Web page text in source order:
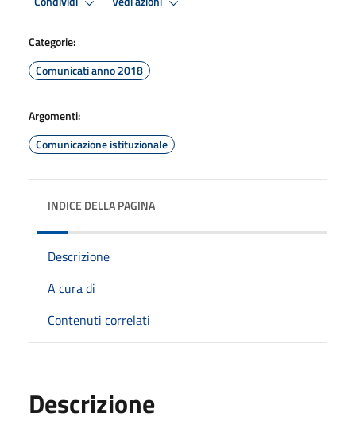
Categorie:
Comunicati anno 2018
Argomenti:
Comunicazione istituzionale
INDICE DELLA PAGINA
Descrizione
A cura di
Contenuti correlati
Descrizione